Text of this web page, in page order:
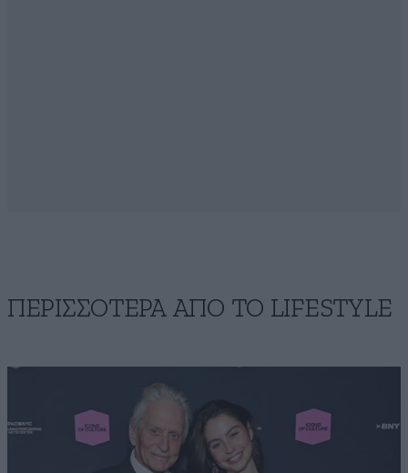
ΠΕΡΙΣΣΟΤΕΡΑ ΑΠΟ ΤΟ LIFESTYLE